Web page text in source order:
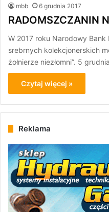
mbb 6 grudnia 2017
RADOMSZCZANIN
W 2017 roku Narodowy Bank
srebrnych kolekcjonerskich
żołnierze niezłomni”. 5
Czytaj więcej »
Reklama